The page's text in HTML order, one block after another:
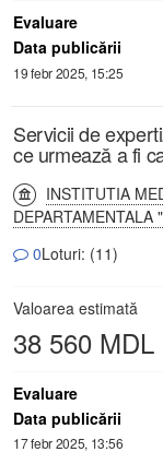
Evaluare
Data publicării
19 febr 2025, 15:25
Servicii de
ce urmează a fi
INSTITUTIA
DEPARTAMENTALA
0Loturi: (11)
Valoarea estimată
38 560 MDL
Evaluare
Data publicării
17 febr 2025, 13:56